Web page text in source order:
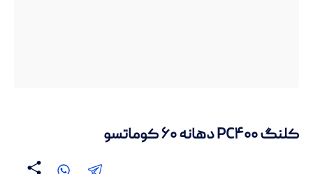
کلنگ PC۴۰۰ دهانه ۶۰ کوماتسو